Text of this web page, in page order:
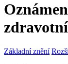
Základní znění